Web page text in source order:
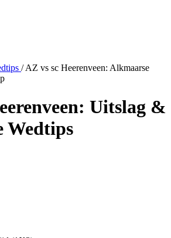
/ AZ vs sc Heerenveen: Alkmaarse
Uitslag &
Wedtips